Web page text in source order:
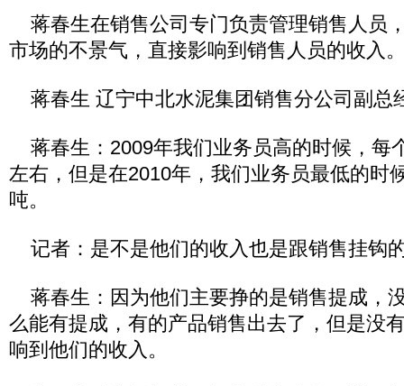
蒋春生在销售公司专门负责管理销售人员
市场的不景气，直接影响到销售人员的收入
蒋春生 辽宁中北水泥集团销售分公司副总
蒋春生：2009年我们业务员高的时候，每
左右，但是在2010年，我们业务员最低的时
吨。
记者：是不是他们的收入也是跟销售挂钩
蒋春生：因为他们主要挣的是销售提成，
么能有提成，有的产品销售出去了，但是没
响到他们的收入。